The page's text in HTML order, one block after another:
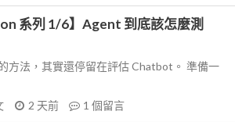
系列 1/6】Agent 到底該怎麼測
方法，其實還停留在評估 Chatbot。 準備一
2 天前 1 個留言